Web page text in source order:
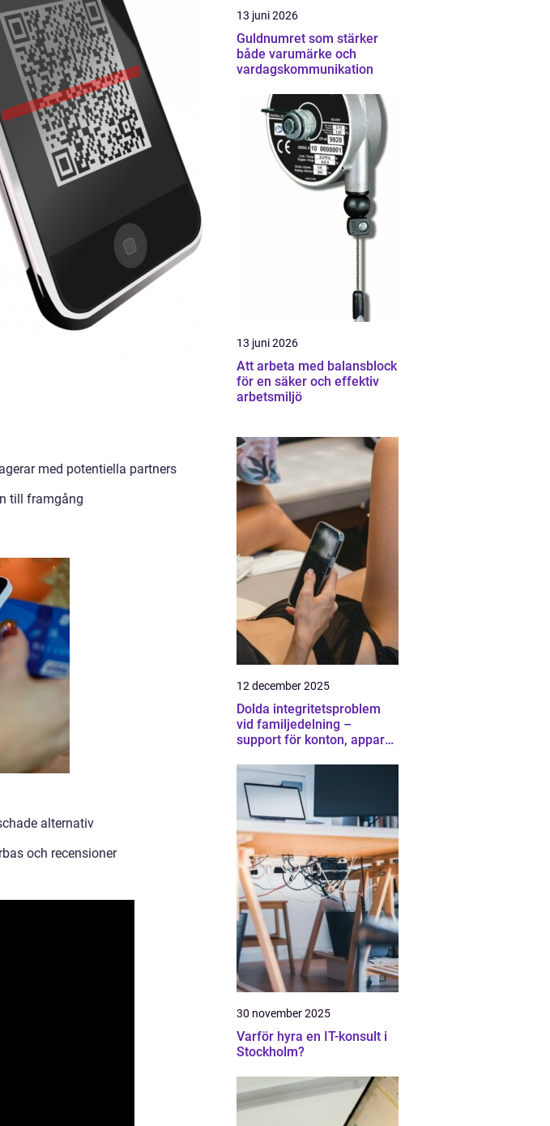
med potentiella partners
till framgång
alternativ
och recensioner
13 juni 2026
Guldnumret som stärker
både varumärke och
vardagskommunikation
13 juni 2026
Att arbeta med balansblock
för en säker och effektiv
arbetsmiljö
12 december 2025
Dolda integritetsproblem
vid familjedelning –
support för konton, appar
30 november 2025
Varför hyra en IT-konsult i
Stockholm?